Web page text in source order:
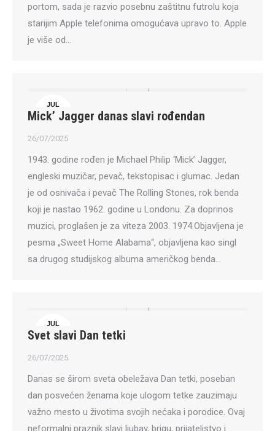
portom, sada je razvio posebnu zaštitnu futrolu koja
starijim Apple telefonima omogućava upravo to. Apple
je više od…
JUL
26
Mick’ Jagger danas slavi rođendan
26/07/2025
1943. godine rođen je Michael Philip ‘Mick’ Jagger,
engleski muzičar, pevač, tekstopisac i glumac. Jedan
je od osnivača i pevač The Rolling Stones, rok benda
koji je nastao 1962. godine u Londonu. Za doprinos
muzici, proglašen je za viteza 2003. 1974.Objavljena je
pesma „Sweet Home Alabama“, objavljena kao singl
sa drugog studijskog albuma američkog benda…
JUL
26
Svet slavi Dan tetki
26/07/2025
Danas se širom sveta obeležava Dan tetki, poseban
dan posvećen ženama koje ulogom tetke zauzimaju
važno mesto u životima svojih nećaka i porodice. Ovaj
neformalni praznik slavi ljubav, brigu, prijateljstvo i